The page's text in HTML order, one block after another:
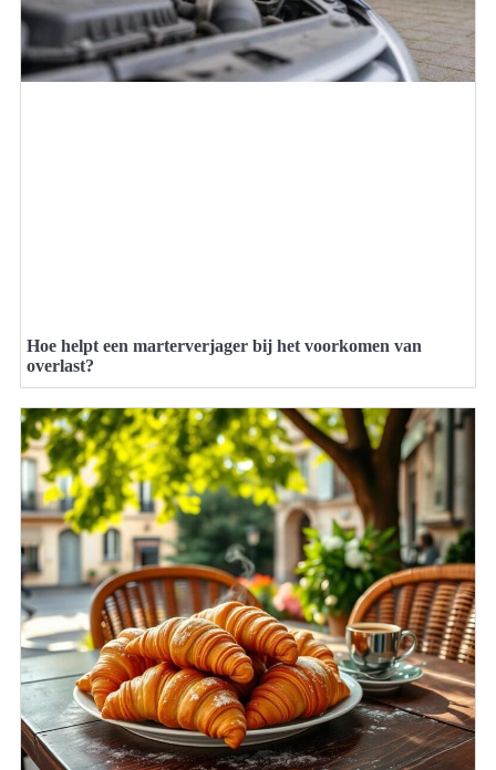
Hoe helpt een marterverjager bij het voorkomen van
overlast?